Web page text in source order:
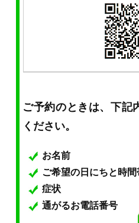
ご予約のときは、下記
ください。
お名前
ご希望の日にちと時間
症状
通がるお電話番号